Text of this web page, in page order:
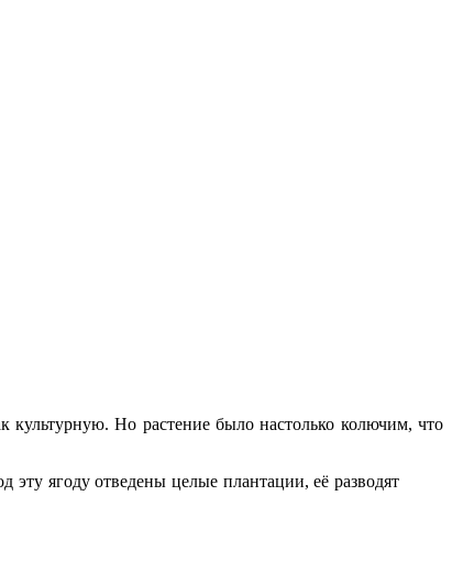
культурную. Но растение было настолько колючим, что
ягоду отведены целые плантации, её разводят